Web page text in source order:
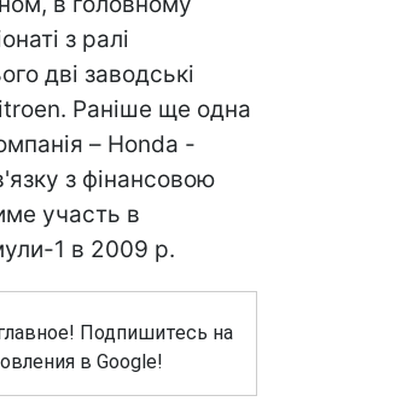
з ралі
дві заводські
Раніше ще одна
– Honda -
з фінансовою
участь в
1 в 2009 р.
Подпишитесь на
в Google!